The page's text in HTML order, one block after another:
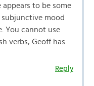
appears to be some
mood
You cannot use
verbs, Geoff has
Reply